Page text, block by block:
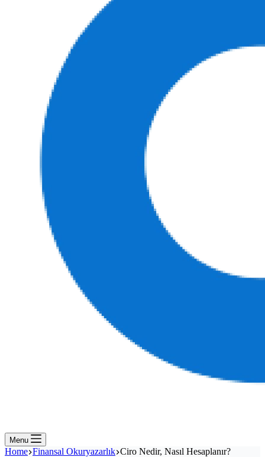
Menu
Home Finansal Okuryazarlık Ciro Nedir, Nasıl Hesaplanır?